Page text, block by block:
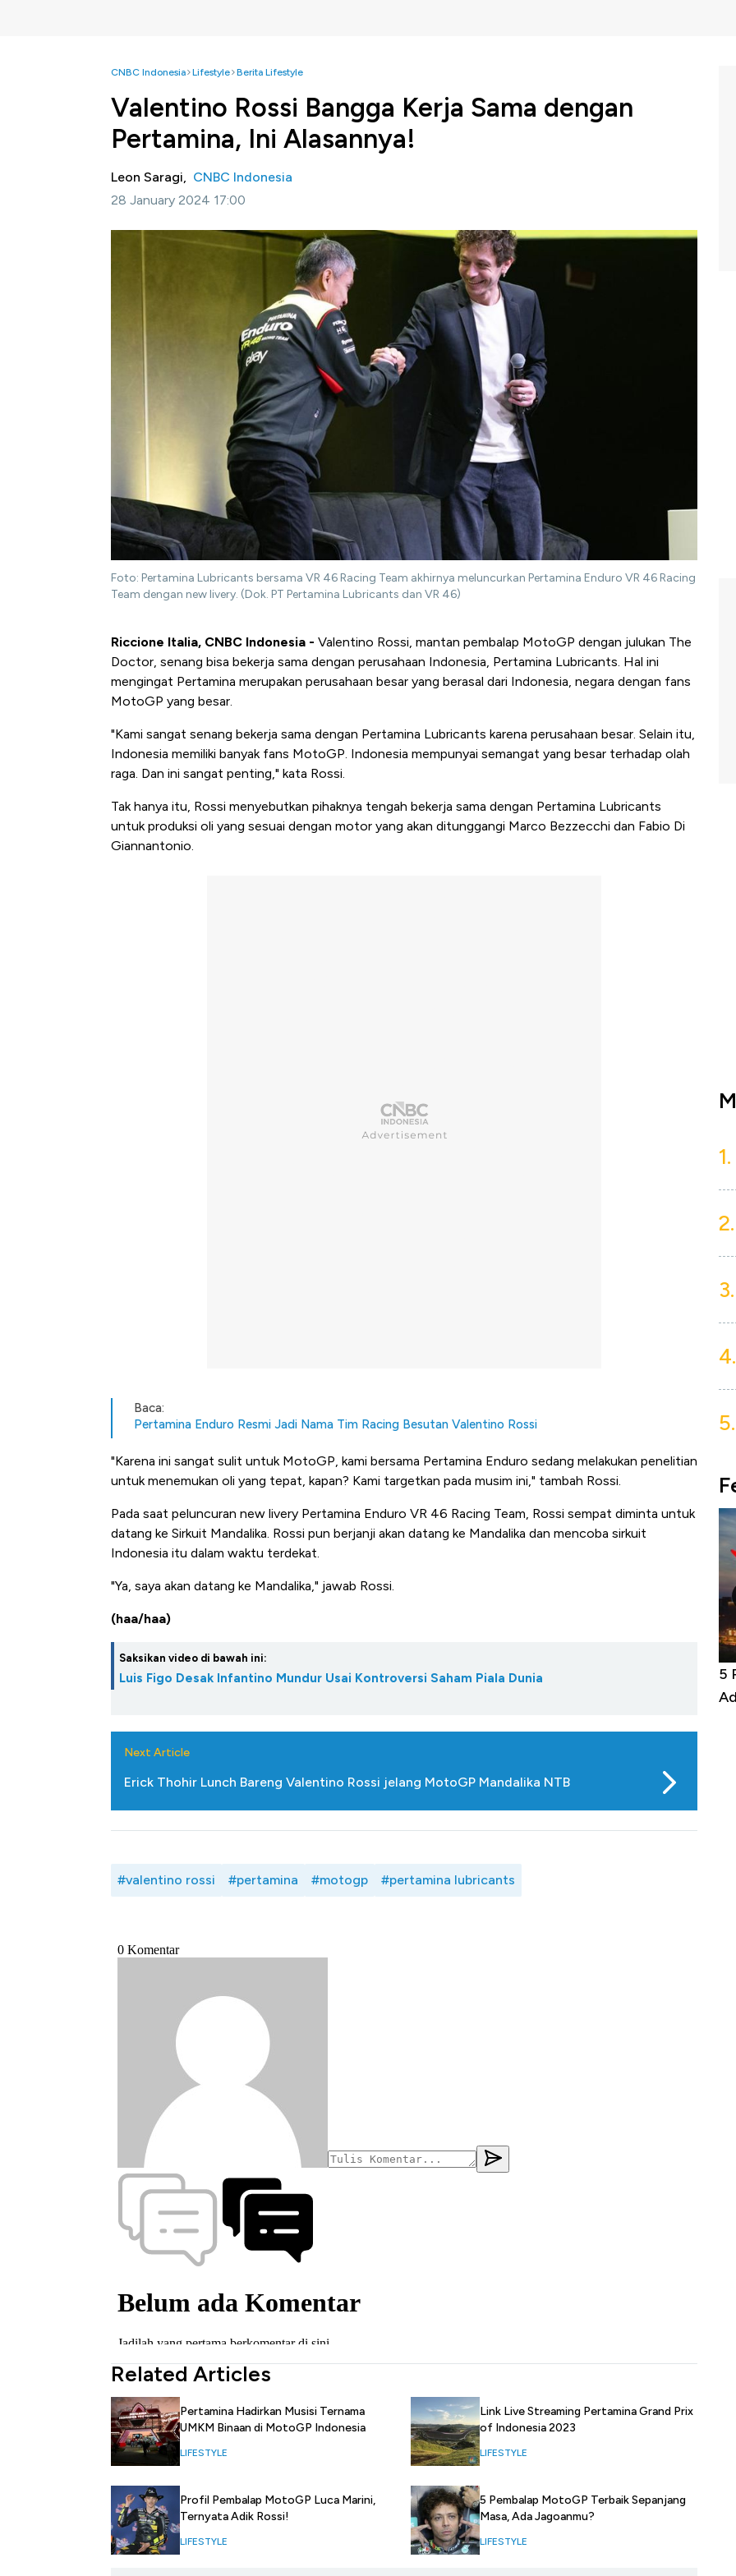
CNBC Indonesia Lifestyle Berita Lifestyle
Valentino Rossi Bangga Kerja Sama dengan
Pertamina, Ini Alasannya!
Leon Saragi, CNBC Indonesia
28 January 2024 17:00
Foto: Pertamina Lubricants bersama VR 46 Racing Team akhirnya meluncurkan Pertamina Enduro VR 46 Racing
Team dengan new livery. (Dok. PT Pertamina Lubricants dan VR 46)
Riccione Italia, CNBC Indonesia - Valentino Rossi, mantan pembalap MotoGP dengan julukan The
Doctor, senang bisa bekerja sama dengan perusahaan Indonesia, Pertamina Lubricants. Hal ini
mengingat Pertamina merupakan perusahaan besar yang berasal dari Indonesia, negara dengan fans
MotoGP yang besar.
"Kami sangat senang bekerja sama dengan Pertamina Lubricants karena perusahaan besar. Selain itu,
Indonesia memiliki banyak fans MotoGP. Indonesia mempunyai semangat yang besar terhadap olah
raga. Dan ini sangat penting," kata Rossi.
Tak hanya itu, Rossi menyebutkan pihaknya tengah bekerja sama dengan Pertamina Lubricants
untuk produksi oli yang sesuai dengan motor yang akan ditunggangi Marco Bezzecchi dan Fabio Di
Giannantonio.
Baca:
Pertamina Enduro Resmi Jadi Nama Tim Racing Besutan Valentino Rossi
"Karena ini sangat sulit untuk MotoGP, kami bersama Pertamina Enduro sedang melakukan penelitian
untuk menemukan oli yang tepat, kapan? Kami targetkan pada musim ini," tambah Rossi.
Pada saat peluncuran new livery Pertamina Enduro VR 46 Racing Team, Rossi sempat diminta untuk
datang ke Sirkuit Mandalika. Rossi pun berjanji akan datang ke Mandalika dan mencoba sirkuit
Indonesia itu dalam waktu terdekat.
"Ya, saya akan datang ke Mandalika," jawab Rossi.
(haa/haa)
Saksikan video di bawah ini:
Luis Figo Desak Infantino Mundur Usai Kontroversi Saham Piala Dunia
Next Article
Erick Thohir Lunch Bareng Valentino Rossi jelang MotoGP Mandalika NTB
#valentino rossi #pertamina #motogp #pertamina lubricants
Related Articles
Pertamina Hadirkan Musisi Ternama
UMKM Binaan di MotoGP Indonesia
LIFESTYLE
Profil Pembalap MotoGP Luca Marini,
Ternyata Adik Rossi!
LIFESTYLE
Link Live Streaming Pertamina Grand Prix
of Indonesia 2023
LIFESTYLE
5 Pembalap MotoGP Terbaik Sepanjang
Masa, Ada Jagoanmu?
LIFESTYLE
1.
2.
3.
4.
5.
Bangkit dari Kubur! Bisnis Furniture &
5